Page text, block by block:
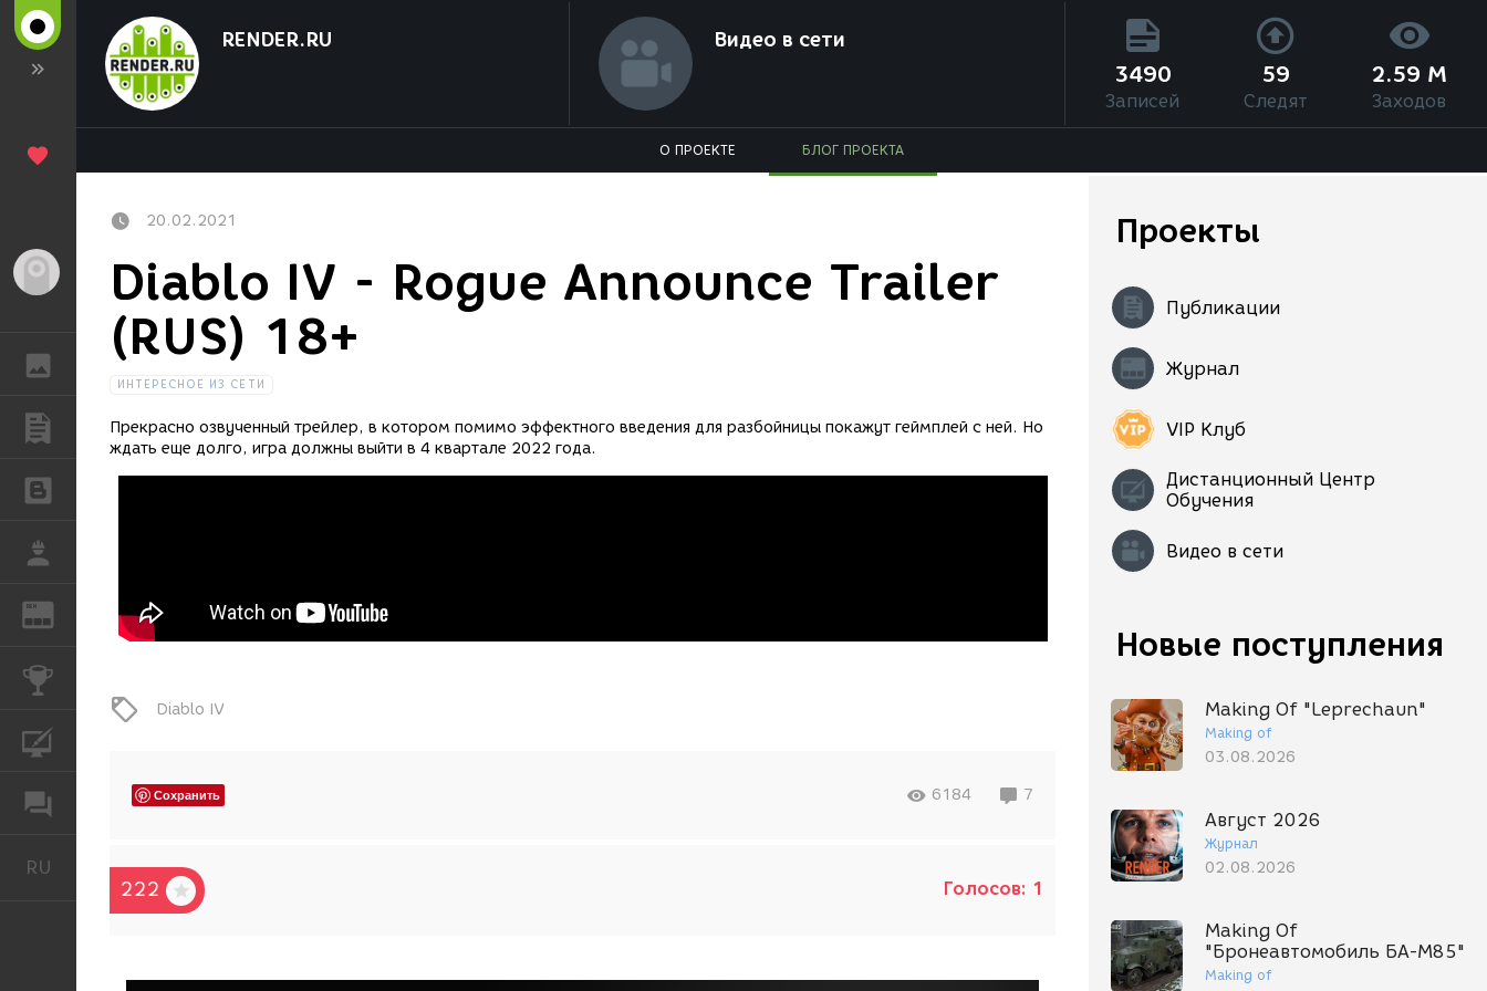
ГАЛЕРЕЯ
ПУБЛИКАЦИИ
REN ЖУРНАЛ
ФОРУМ
RU Русский
RENDER.RU Видео в сети
3490
Записей
59
Следят
2.59 M
Заходов
О ПРОЕКТЕ БЛОГ ПРОЕКТА
Проекты
Публикации
Журнал
VIP Клуб
Дистанционный Центр
Обучения
Видео в сети
Новые поступления
Making Of "Leprechaun"
Making of
03.08.2026
Август 2026
Журнал
02.08.2026
Making Of
"Бронеавтомобиль БА-М85"
Making of
20.02.2021
Diablo IV - Rogue Announce Trailer
(RUS) 18+
ИНТЕРЕСНОЕ ИЗ СЕТИ
Прекрасно озвученный трейлер, в котором помимо эффектного введения для разбойницы покажут геймплей с ней. Но
ждать еще долго, игра должны выйти в 4 квартале 2022 года.
Diablo IV
Сохранить 6184 7
222 Голосов: 1